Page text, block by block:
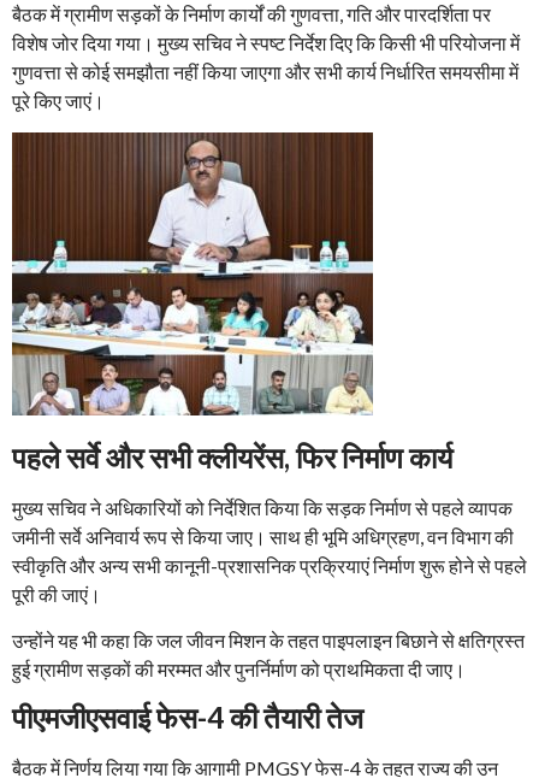
बैठक में ग्रामीण सड़कों के निर्माण कार्यों की गुणवत्ता, गति और पारदर्शिता पर
विशेष जोर दिया गया। मुख्य सचिव ने स्पष्ट निर्देश दिए कि किसी भी परियोजना में
गुणवत्ता से कोई समझौता नहीं किया जाएगा और सभी कार्य निर्धारित समयसीमा में
पूरे किए जाएं।
पहले सर्वे और सभी क्लीयरेंस, फिर निर्माण कार्य
मुख्य सचिव ने अधिकारियों को निर्देशित किया कि सड़क निर्माण से पहले व्यापक
जमीनी सर्वे अनिवार्य रूप से किया जाए। साथ ही भूमि अधिग्रहण, वन विभाग की
स्वीकृति और अन्य सभी कानूनी-प्रशासनिक प्रक्रियाएं निर्माण शुरू होने से पहले
पूरी की जाएं।
उन्होंने यह भी कहा कि जल जीवन मिशन के तहत पाइपलाइन बिछाने से क्षतिग्रस्त
हुई ग्रामीण सड़कों की मरम्मत और पुनर्निर्माण को प्राथमिकता दी जाए।
पीएमजीएसवाई फेस-4 की तैयारी तेज
बैठक में निर्णय लिया गया कि आगामी PMGSY फेस-4 के तहत राज्य की उन